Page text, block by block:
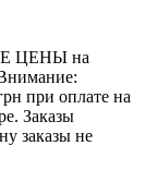
ЦЕНЫ на
при оплате на
Заказы
заказы не